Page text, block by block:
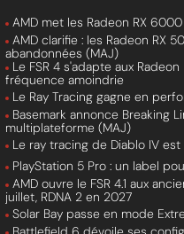
AMD met les Radeon RX
AMD clarifie : les Radeon RX
abandonnées (MAJ)
Le FSR 4 s'adapte aux
fréquence amoindrie
Le Ray Tracing gagne en
Basemark annonce Breaking
multiplateforme (MAJ)
Le ray tracing de Diablo IV
PlayStation 5 Pro : un label
AMD ouvre le FSR 4.1 aux
juillet, RDNA 2 en 2027
Solar Bay passe en mode